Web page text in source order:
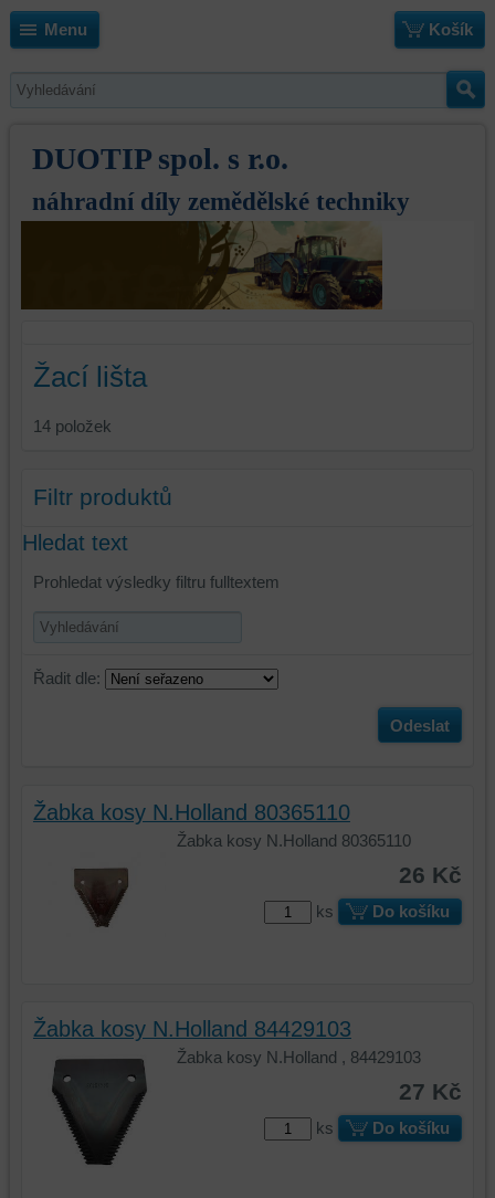
Menu Košík
DUOTIP spol. s r.o.
náhradní díly zemědělské techniky
Žací lišta
14 položek
Filtr produktů
Hledat text
Prohledat výsledky filtru fulltextem
Řadit dle:
Odeslat
Žabka kosy N.Holland 80365110
Žabka kosy N.Holland 80365110
26 Kč
ks Do košíku
Žabka kosy N.Holland 84429103
Žabka kosy N.Holland , 84429103
27 Kč
ks Do košíku